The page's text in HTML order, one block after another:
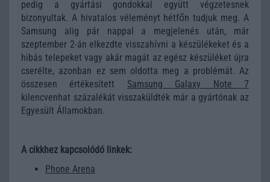
pedig a gyártási gondokkal együtt végzetesnek
bizonyultak. A hivatalos véleményt hétfőn tudjuk meg. A
Samsung alig pár nappal a megjelenés után, már
szeptember 2-án elkezdte visszahívni a készülékeket és a
hibás telepeket vagy akár magát az egész készüléket újra
cserélte, azonban ez sem oldotta meg a problémát. Az
összesen értékesített Samsung Galaxy Note 7
kilencvenhat százalékát visszaküldték már a gyártónak az
Egyesült Államokban.
A cikkhez kapcsolódó linkek:
Phone Arena